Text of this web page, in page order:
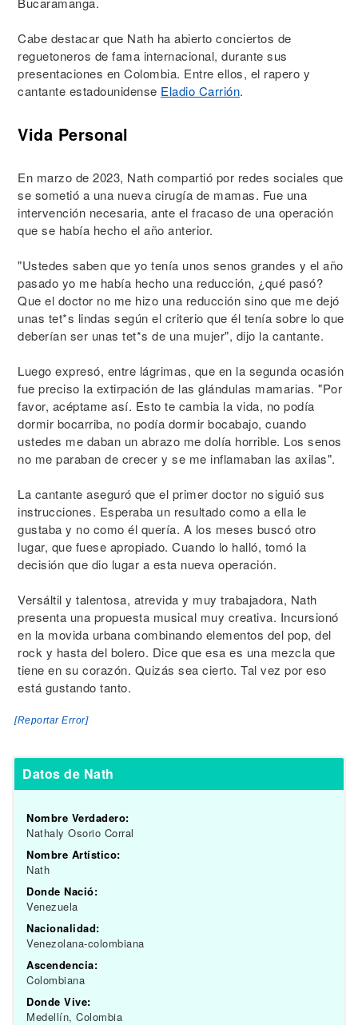
Cabe destacar que Nath ha abierto conciertos de
reguetoneros de fama internacional, durante sus
presentaciones en Colombia. Entre ellos, el rapero y
cantante estadounidense Eladio Carrión.
Vida Personal
En marzo de 2023, Nath compartió por redes sociales que
se sometió a una nueva cirugía de mamas. Fue una
intervención necesaria, ante el fracaso de una operación
que se había hecho el año anterior.
"Ustedes saben que yo tenía unos senos grandes y el año
pasado yo me había hecho una reducción, ¿qué pasó?
Que el doctor no me hizo una reducción sino que me dejó
unas tet*s lindas según el criterio que él tenía sobre lo que
deberían ser unas tet*s de una mujer", dijo la cantante.
Luego expresó, entre lágrimas, que en la segunda ocasión
fue preciso la extirpación de las glándulas mamarias. "Por
favor, acéptame así. Esto te cambia la vida, no podía
dormir bocarriba, no podía dormir bocabajo, cuando
ustedes me daban un abrazo me dolía horrible. Los senos
no me paraban de crecer y se me inflamaban las axilas".
La cantante aseguró que el primer doctor no siguió sus
instrucciones. Esperaba un resultado como a ella le
gustaba y no como él quería. A los meses buscó otro
lugar, que fuese apropiado. Cuando lo halló, tomó la
decisión que dio lugar a esta nueva operación.
Versáltil y talentosa, atrevida y muy trabajadora, Nath
presenta una propuesta musical muy creativa. Incursionó
en la movida urbana combinando elementos del pop, del
rock y hasta del bolero. Dice que esa es una mezcla que
tiene en su corazón. Quizás sea cierto. Tal vez por eso
está gustando tanto.
[Reportar Error]
Datos de Nath
Nombre Verdadero:
Nathaly Osorio Corral
Nombre Artístico:
Nath
Donde Nació:
Venezuela
Nacionalidad:
Venezolana-colombiana
Ascendencia:
Colombiana
Donde Vive:
Medellín, Colombia